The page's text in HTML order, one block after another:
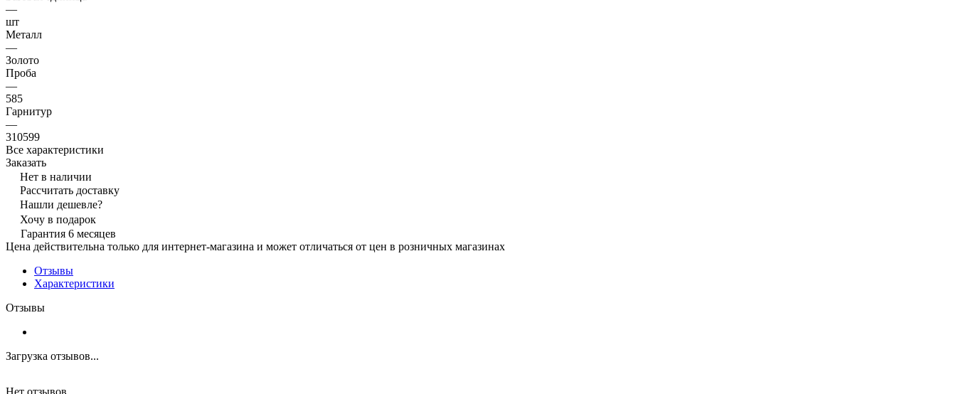
—
шт
Металл
—
Золото
Проба
—
585
Гарнитур
—
310599
Все характеристики
Заказать
Нет в наличии
Рассчитать доставку
Нашли дешевле?
Хочу в подарок
Гарантия 6 месяцев
Цена действительна только для интернет-магазина и может отличаться от цен в розничных магазинах
Отзывы
Характеристики
Отзывы
Загрузка отзывов...